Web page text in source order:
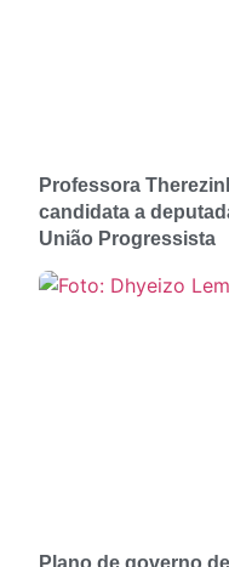
Professora
candidata a
União Progressista